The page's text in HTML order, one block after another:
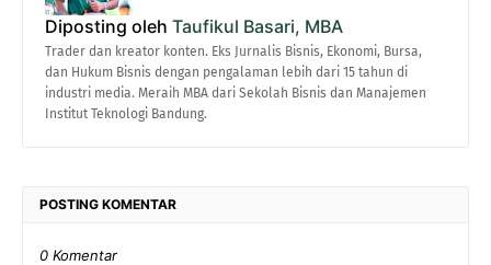
Diposting oleh Taufikul Basari, MBA
Trader dan kreator konten. Eks Jurnalis Bisnis, Ekonomi, Bursa,
dan Hukum Bisnis dengan pengalaman lebih dari 15 tahun di
industri media. Meraih MBA dari Sekolah Bisnis dan Manajemen
Institut Teknologi Bandung.
POSTING KOMENTAR
0 Komentar